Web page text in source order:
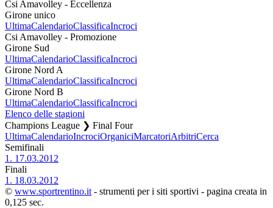
Csi Amavolley - Eccellenza
Girone unico
UltimaCalendarioClassificaIncroci
Csi Amavolley - Promozione
Girone Sud
UltimaCalendarioClassificaIncroci
Girone Nord A
UltimaCalendarioClassificaIncroci
Girone Nord B
UltimaCalendarioClassificaIncroci
Elenco delle stagioni
Champions League ❯ Final Four
UltimaCalendarioIncrociOrganiciMarcatoriArbitriCerca
Semifinali
1. 17.03.2012
Finali
1. 18.03.2012
© www.sportrentino.it - strumenti per i siti sportivi - pagina creata in
0,125 sec.